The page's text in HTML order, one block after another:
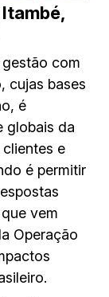
com
cujas bases
é
globais da
clientes e
é permitir
vem
Operação